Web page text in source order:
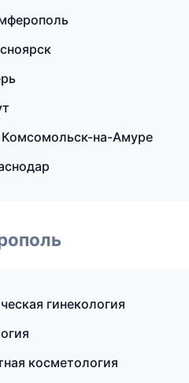
на-Амуре
гинекология
косметология